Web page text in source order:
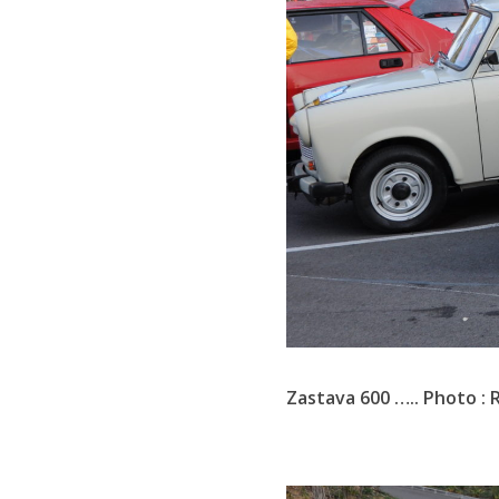
Zastava 600 ….. Photo :